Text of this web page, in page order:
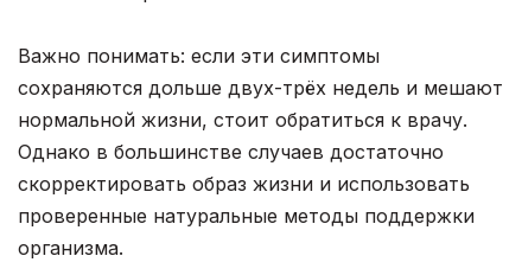
Важно понимать: если эти симптомы
сохраняются дольше двух-трёх недель и мешают
нормальной жизни, стоит обратиться к врачу.
Однако в большинстве случаев достаточно
скорректировать образ жизни и использовать
проверенные натуральные методы поддержки
организма.